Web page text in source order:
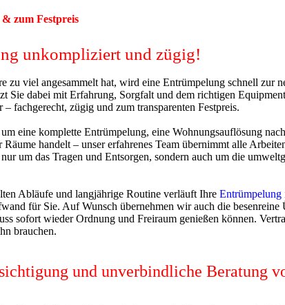
zum Festpreis
unkompliziert und zügig!
zu viel angesammelt hat, wird eine Entrümpelung schnell zur
Sie dabei mit Erfahrung, Sorgfalt und dem richtigen
fachgerecht, zügig und zum transparenten Festpreis.
eine komplette Entrümpelung, eine Wohnungsauflösung
handelt – unser erfahrenes Team übernimmt alle
um das Tragen und Entsorgen, sondern auch um die
Abläufe und langjährige Routine verläuft IhreEntrümpelung
für Sie. Auf Wunsch übernehmen wir auch die besenreine
sofort wieder Ordnung und Freiraum genießen können.
brauchen.
und unverbindliche Beratung